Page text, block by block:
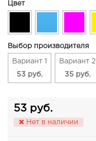
Цвет
Выбор производителя
Вариант 1
53 руб.
Вариант 2
35 руб.
53 руб.
Нет в наличии